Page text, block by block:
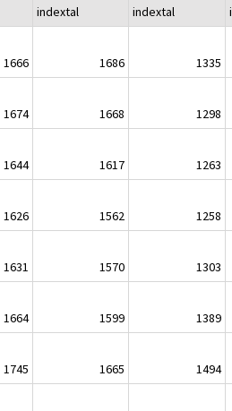
indextal
indextal
1666 1686
1335
1674 1668
1298
1644 1617
1263
1626 1562
1258
1631 1570
1303
1664 1599
1389
1745 1665
1494